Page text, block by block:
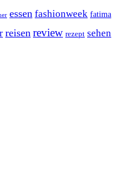
essen fashionweek fatima
reisen review rezept sehen